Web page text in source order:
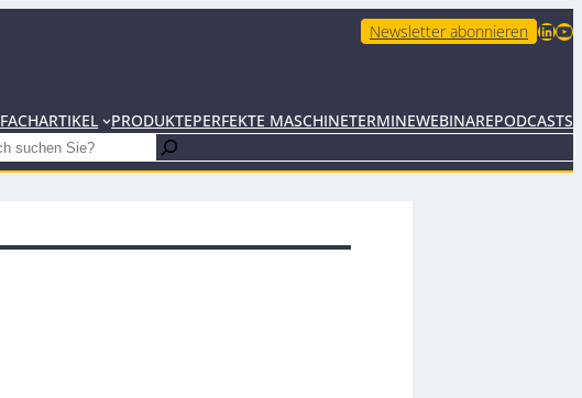
Newsletter abonnieren LinkedIn YouTube
FACHARTIKEL PRODUKTEPERFEKTE MASCHINETERMINEWEBINAREPODCASTS